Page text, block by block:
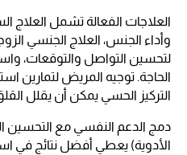
وأداء الجنس، العلاج الجنسي
لتحسين التواصل والتوقعات،
الحاجة. توجيه المريض لتمارين
التركيز الحسي يمكن أن يقلل
دمج الدعم النفسي مع التحسين
الأدوية) يعطي أفضل نتائج في